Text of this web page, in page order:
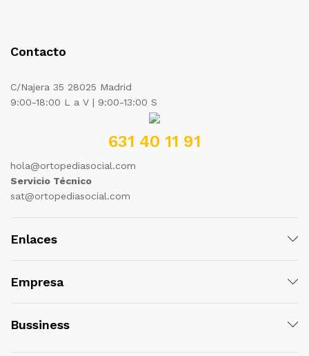
Contacto
C/Najera 35 28025 Madrid
9:00-18:00 L a V | 9:00-13:00 S
631 40 11 91
hola@ortopediasocial.com
Servicio Técnico
sat@ortopediasocial.com
Enlaces
Empresa
Bussiness